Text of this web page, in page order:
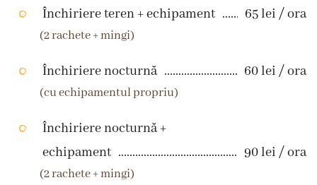
Închiriere teren + echipament 65 lei / ora
(2 rachete + mingi)
Închiriere nocturnă 60 lei / ora
(cu echipamentul propriu)
Închiriere nocturnă +
echipament
90 lei / ora
(2 rachete + mingi)